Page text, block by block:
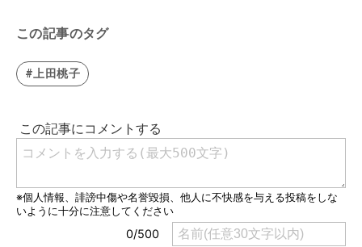
この記事のタグ
#上田桃子